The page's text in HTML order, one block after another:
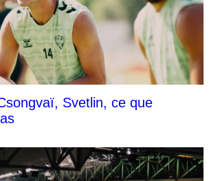
Svetlin, ce que